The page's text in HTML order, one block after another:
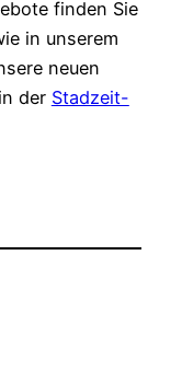
finden Sie
in unserem
neuen
der Stadzeit-